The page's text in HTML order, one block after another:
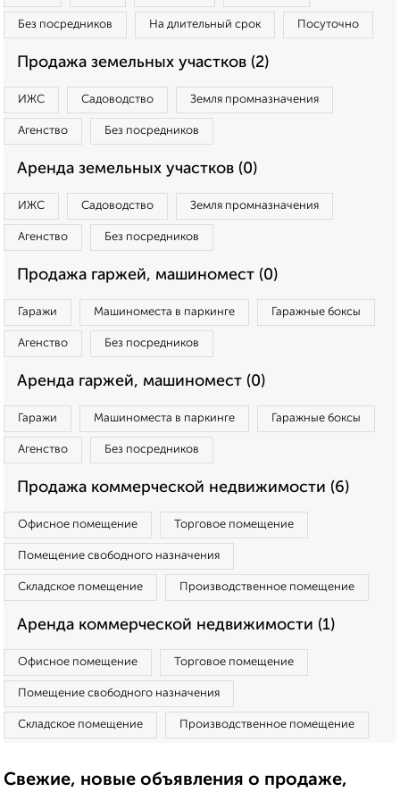
Без посредников На длительный срок Посуточно
Продажа земельных участков (2)
ИЖС Садоводство Земля промназначения
Агенство Без посредников
Аренда земельных участков (0)
ИЖС Садоводство Земля промназначения
Агенство Без посредников
Продажа гаржей, машиномест (0)
Гаражи Машиноместа в паркинге Гаражные боксы
Агенство Без посредников
Аренда гаржей, машиномест (0)
Гаражи Машиноместа в паркинге Гаражные боксы
Агенство Без посредников
Продажа коммерческой недвижимости (6)
Офисное помещение Торговое помещение
Помещение свободного назначения
Складское помещение Производственное помещение
Аренда коммерческой недвижимости (1)
Офисное помещение Торговое помещение
Помещение свободного назначения
Складское помещение Производственное помещение
Свежие, новые объявления о продаже,